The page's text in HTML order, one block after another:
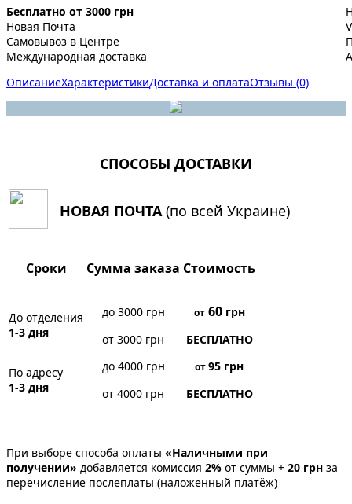
Бесплатно от 3000 грн
Новая Почта
Самовывоз в Центре
Международная доставка
ОписаниеХарактеристикиДоставка и оплатаОтзывы (0)
СПОСОБЫ ДОСТАВКИ
НОВАЯ ПОЧТА (по всей Украине)
Сроки Сумма заказа Стоимость
До отделения
1-3 дня
до 3000 грн от60грн
от 3000 грн
БЕСПЛАТНО
По адресу
1-3 дня
до 4000 грн от95 грн
от 4000 грн
БЕСПЛАТНО
При выборе способа оплаты «Наличными при
получении» добавляется комиссия 2% от суммы + 20 грн за
перечисление послеплаты (наложенный платёж)